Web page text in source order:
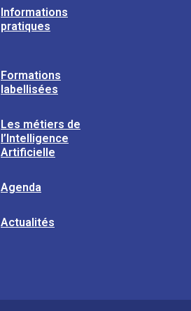
Informations
pratiques
Formations
labellisées
Les métiers de
l’Intelligence
Artificielle
Agenda
Actualités